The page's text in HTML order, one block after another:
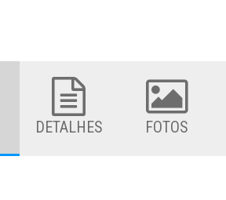
DETALHES FOTOS